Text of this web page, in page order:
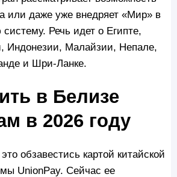
или даже уже внедряет «Мир» в
Речь идет о Египте,
Индонезии, Малайзии, Непале,
и Шри-Ланке.
в Белизе
в 2026 году
обзавестись картой китайской
UnionPay. Сейчас ее